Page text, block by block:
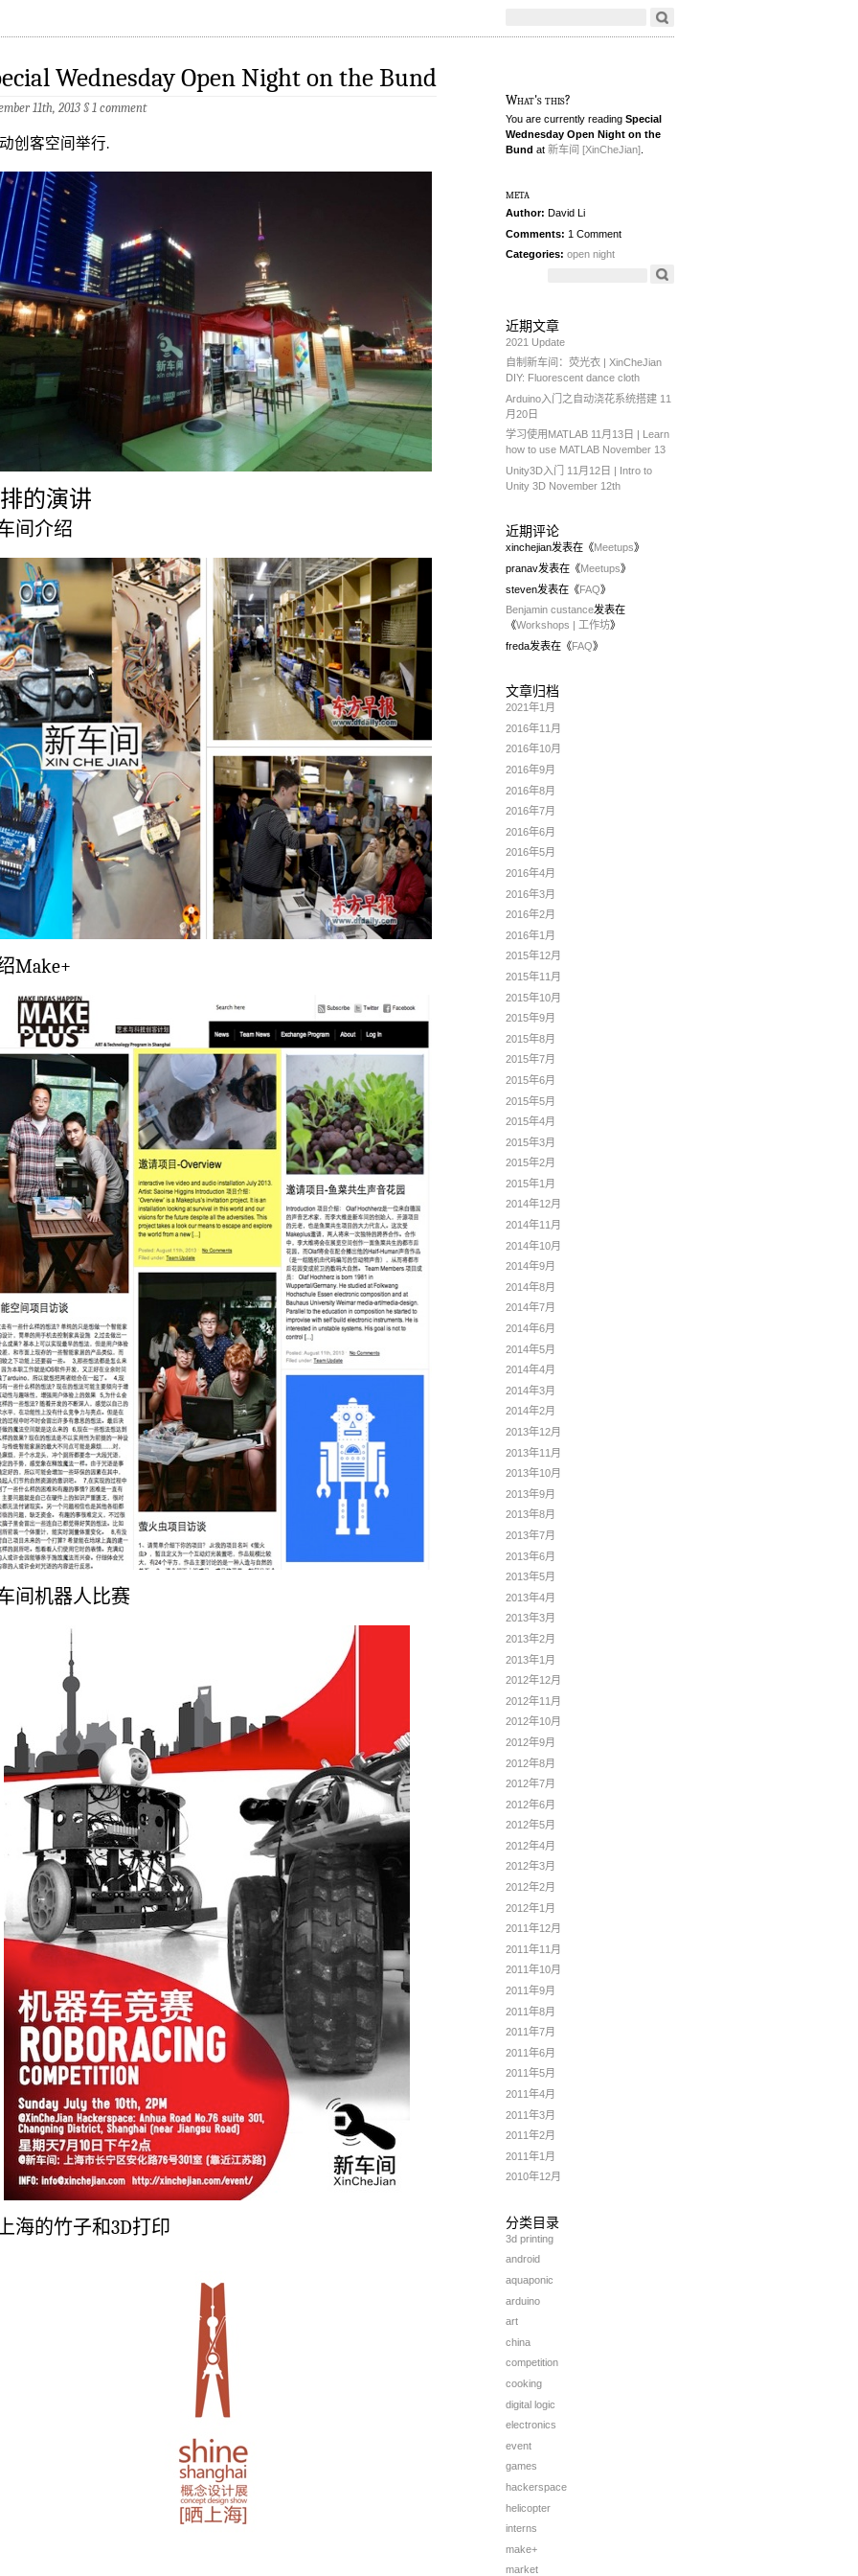
Wednesday Open Night on the Bund
11th, 2013 §1 comment
动创客空间举行.
的演讲
间介绍
Make+
间机器人比赛
海的竹子和3D打印
What's this?
You are currently reading Special
Wednesday Open Night on the
Bund at 新车间 [XinCheJian]
meta
Author: David Li
Comments: 1 Comment
Categories: open night
近期文章
2021 Update
自制新车间：荧光衣 | XinCheJian
DIY: Fluorescent dance cloth
Arduino入门之自动浇花系统搭建 11
月20日
学习使用MATLAB 11月13日 | Learn
how to use MATLAB November 13
Unity3D入门 11月12日 | Intro to
Unity 3D November 12th
近期评论
xinchejian发表在《 Meetups》
pranav发表在《Meetups》
steven发表在《FAQ》
Benjamin custance发表在
《Workshops | 工作坊》
freda发表在《FAQ》
文章归档
2021年1月
2016年11月
2016年10月
2016年9月
2016年8月
2016年7月
2016年6月
2016年5月
2016年4月
2016年3月
2016年2月
2016年1月
2015年12月
2015年11月
2015年10月
2015年9月
2015年8月
2015年7月
2015年6月
2015年5月
2015年4月
2015年3月
2015年2月
2015年1月
2014年12月
2014年11月
2014年10月
2014年9月
2014年8月
2014年7月
2014年6月
2014年5月
2014年4月
2014年3月
2014年2月
2013年12月
2013年11月
2013年10月
2013年9月
2013年8月
2013年7月
2013年6月
2013年5月
2013年4月
2013年3月
2013年2月
2013年1月
2012年12月
2012年11月
2012年10月
2012年9月
2012年8月
2012年7月
2012年6月
2012年5月
2012年4月
2012年3月
2012年2月
2012年1月
2011年12月
2011年11月
2011年10月
2011年9月
2011年8月
2011年7月
2011年6月
2011年5月
2011年4月
2011年3月
2011年2月
2011年1月
2010年12月
分类目录
3d printing
android
aquaponic
arduino
art
china
competition
cooking
digital logic
electronics
event
games
hackerspace
helicopter
interns
make+
market